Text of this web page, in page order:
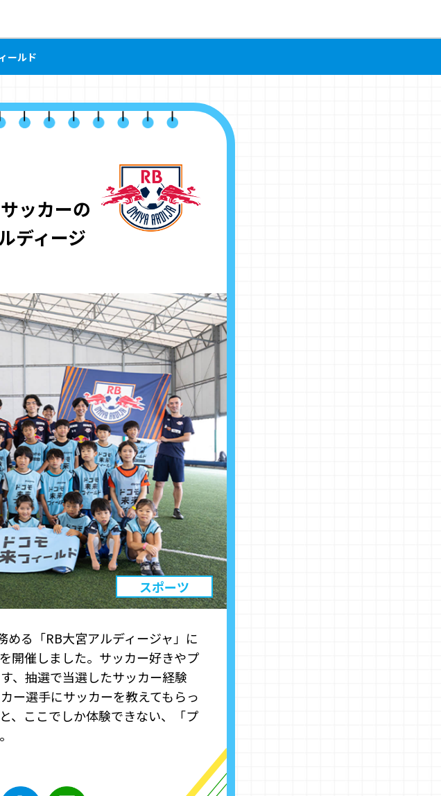
ールド
ッカーの
ディージ
る「RB大宮アルディージャ」に
開催しました。サッカー好きやプ
、抽選で当選したサッカー経験
ー選手にサッカーを教えてもらっ
、ここでしか体験できない、「プ